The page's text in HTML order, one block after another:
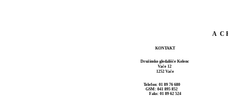
A C
KONTAKT
Družinsko gledališče Kolenc
Vače 12
1252 Vače
Telefon: 01 89 76 680
GSM: 041 895 852
Faks: 01 89 62 524